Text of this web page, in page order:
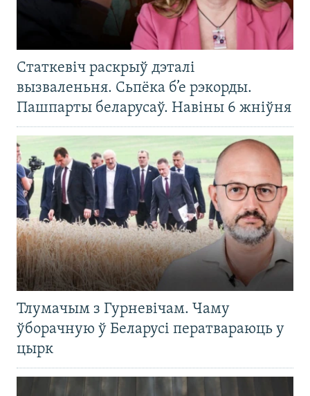
Статкевіч раскрыў дэталі
вызваленьня. Сьпёка б’е рэкорды.
Пашпарты беларусаў. Навіны 6 жніўня
Тлумачым з Гурневічам. Чаму
ўборачную ў Беларусі ператвараюць у
цырк